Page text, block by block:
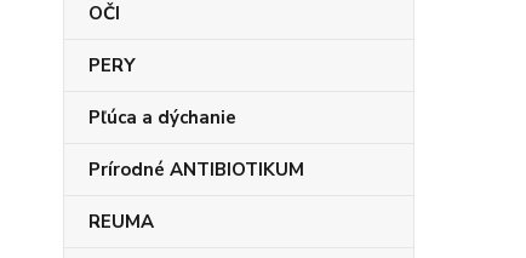
OČI
PERY
Pľúca a dýchanie
Prírodné ANTIBIOTIKUM
REUMA